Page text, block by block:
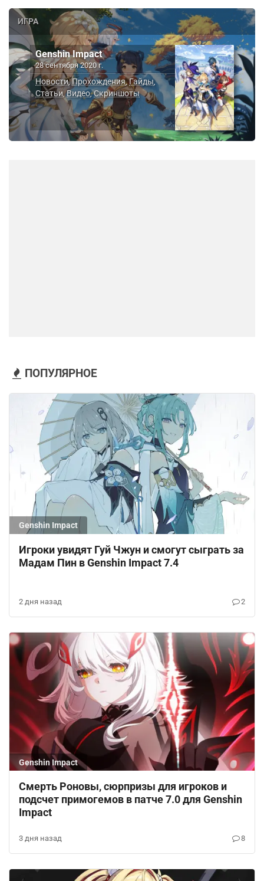
ИГРА
Genshin Impact
28 сентября 2020 г.
Новости,Прохождения,Гайды,
Статьи,Видео,Скриншоты
ПОПУЛЯРНОЕ
Genshin Impact
Игроки увидят Гуй Чжун и смогут сыграть за
Мадам Пин в Genshin Impact 7.4
2 дня назад 2
Genshin Impact
Смерть Роновы, сюрпризы для игроков и
подсчет примогемов в патче 7.0 для Genshin
Impact
3 дня назад 8